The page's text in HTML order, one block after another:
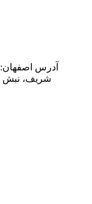
آدرس اصفهان: